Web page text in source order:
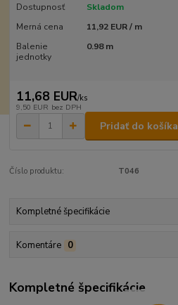
Dostupnosť
Skladom
Merná cena
11,92 EUR / m
Balenie
jednotky
0.98 m
11,68 EUR/ks
9,50 EUR bez DPH
Pridať do košíka
Číslo produktu: T046
Kompletné špecifikácie
Komentáre 0
Kompletné špecifikácie